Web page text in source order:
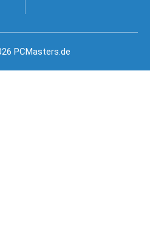
PCMasters.de